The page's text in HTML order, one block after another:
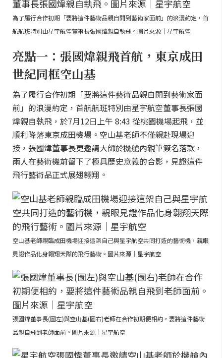
為了履行合作初期「要將這件藝術品親自開到藝術家面前」的浪漫約定，首
航航班特別由星宇航空董事長張國煒親自執飛。圖片來源｜星宇航空
亮點一：張國煒親飛首航，東京成田
世紀同框空山基
為了履行合作初期「要將這件藝術品親自開到藝術家面
前」的浪漫約定，首航航班特別由星宇航空董事長張國
煒親自執飛，於7月12日上午 8:43 從桃園機場起飛，並
順利降落東京成田機場。空山基老師不僅親赴現場迎
接，張國煒董事長更邀請大師於機艙內親筆簽名落款，
兩人在藝術機前留下了極具歷史意義的合影，見證這件
飛行藝術品正式展翅翱翔。
空山基老師親臨成田機場迎接這架自己與星宇航空共同打造的藝術機，親眼
見證作品化身翱翔天際的飛行藝術。圖片來源｜星宇航空
張國煒董事長(圖左)與空山基(圖右)老師在合作初期便相約，要將這件藝術
品親自飛到老師面前。圖片來源｜星宇航空